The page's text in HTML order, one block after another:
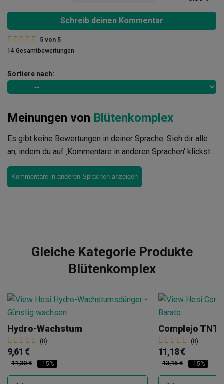
Schreib deinen Kommentar
5 von 5
14 Gesamtbewertungen
Sortiere nach:
Meinungen von Blütenkomplex
Es gibt keine Bewertungen in deiner Sprache. Sieh dir alle
an, indem du auf ‚Kommentare in anderen Sprachen‘ klickst.
Kommentare in anderen Sprachen anzeigen
Gleiche Kategorie Produkte
Blütenkomplex
Hydro-Wachstum
(8)
9,61 €
11,30 € -15%
Complejo TNT
(8)
11,18 €
13,15 € -15%